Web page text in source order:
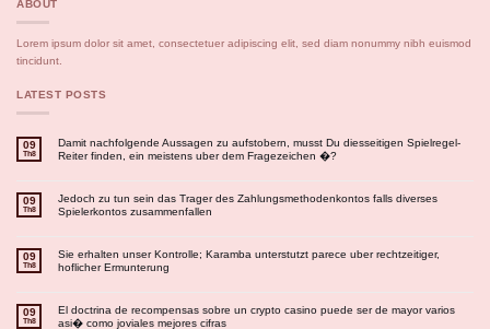
ABOUT
Lorem ipsum dolor sit amet, consectetuer adipiscing elit, sed diam nonummy nibh euismod
tincidunt.
LATEST POSTS
09
Th8
Damit nachfolgende Aussagen zu aufstobern, musst Du diesseitigen Spielregel-
Reiter finden, ein meistens uber dem Fragezeichen �?
09
Th8
Jedoch zu tun sein das Trager des Zahlungsmethodenkontos falls diverses
Spielerkontos zusammenfallen
09
Th8
Sie erhalten unser Kontrolle; Karamba unterstutzt parece uber rechtzeitiger,
hoflicher Ermunterung
09
Th8
El doctrina de recompensas sobre un crypto casino puede ser de mayor varios
asi� como joviales mejores cifras